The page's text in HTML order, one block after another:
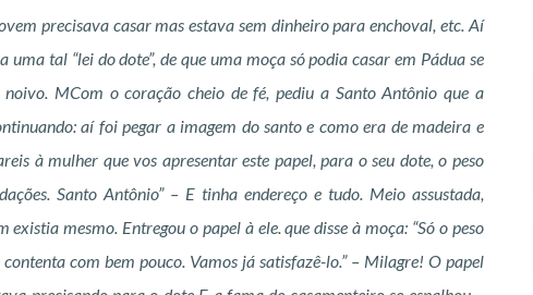
precisava casar mas estava sem dinheiro para enchoval, etc. Aí
tal “lei do dote”, de que uma moça só podia casar em Pádua se
MCom o coração cheio de fé, pediu a Santo Antônio que a
aí foi pegar a imagem do santo e como era de madeira e
à mulher que vos apresentar este papel, para o seu dote, o peso
Santo Antônio” – E tinha endereço e tudo. Meio assustada,
mesmo. Entregou o papel à ele. que disse à moça: “Só o peso
com bem pouco. Vamos já satisfazê-lo.” – Milagre! O papel